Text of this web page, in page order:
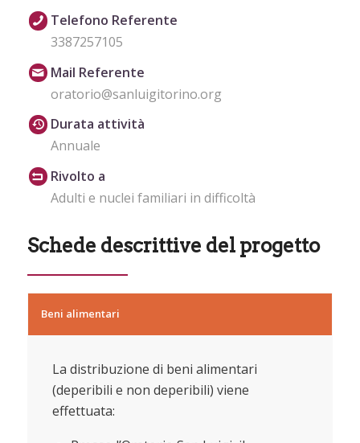
Telefono Referente
3387257105
Mail Referente
oratorio@sanluigitorino.org
Durata attività
Annuale
Rivolto a
Adulti e nuclei familiari in difficoltà
Schede descrittive del progetto
Beni alimentari
La distribuzione di beni alimentari
(deperibili e non deperibili) viene
effettuata: